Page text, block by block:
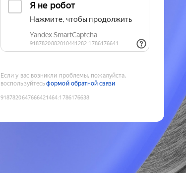
Если у вас возникли проблемы, пожалуйста,
воспользуйтесьформой обратной связи
9187820647666421464:1786176638